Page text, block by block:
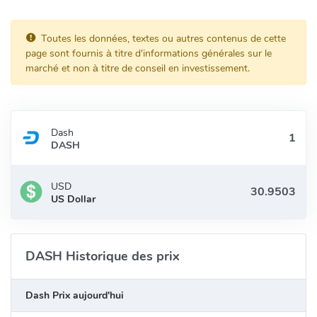
Comment fonctionne le Dash ($DASH) ?
Le Dash ($DASH) fonctionne grâce à un algorithme de consensus
appelé Proof of Work (Preuve de Travail), qui permet au réseau de
valider les transactions en utilisant la puissance de calcul des
services supplémentaires au réseau, comme le traitement des
échanger des valeurs avec d’autres utilisateurs ou avec des
Quels sont les avantages du Dash ($DASH) ?
Le Dash ($DASH) offre plusieurs avantages aux utilisateurs, tels
que :
Toutes les données, textes ou autres contenus de cette
page sont fournis à titre d'informations générales sur le
marché et non à titre de conseil en investissement.
Dash
DASH
USD
US Dollar
DASH Historique des prix
Dash Prix aujourd'hui